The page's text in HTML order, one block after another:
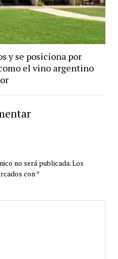
y se posiciona por
el vino argentino
no será publicada.Los
con*